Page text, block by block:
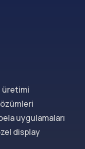
üretimi
uygulamaları
display